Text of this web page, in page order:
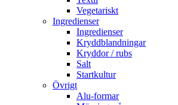
Vegetariskt
Ingredienser
Ingredienser
Kryddblandningar
Kryddor / rubs
Salt
Startkultur
Övrigt
Alu-formar